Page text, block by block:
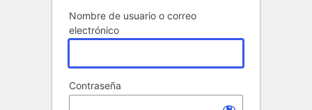
Nombre de usuario o correo
electrónico
Contraseña